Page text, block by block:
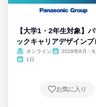
【大学1・2年生対象】
ックキャリアデザインプ
ム
オンライン
2026年8月・9
1日
お気に入り